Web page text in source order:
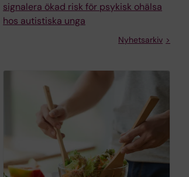
signalera ökad risk för psykisk ohälsa
hos autistiska unga
Nyhetsarkiv